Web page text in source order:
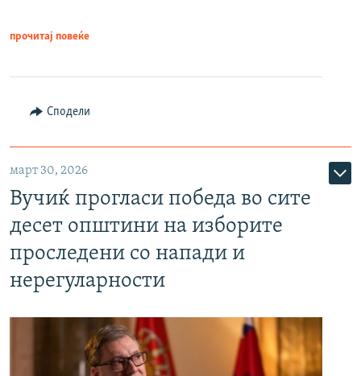
прочитај повеќе
Сподели
март 30, 2026
Вучиќ прогласи победа во сите
десет општини на изборите
проследени со напади и
нерегуларности